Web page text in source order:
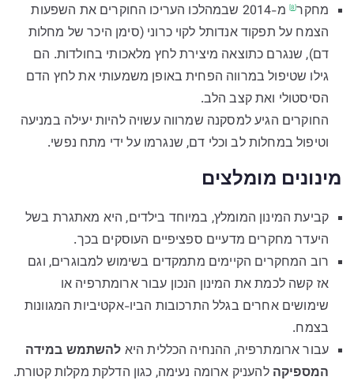
מחקר[8]
מ-2014 שבמהלכו העריכו החוקרים את השפעות
הצמח על תפקוד אנדותל לקוי כרוני (סימן היכר של מחלות
דם), שנגרם כתוצאה מיצירת לחץ מלאכותי בחולדות. הם
גילו שטיפול במרווה הפחית באופן משמעותי את לחץ הדם
הסיסטולי ואת קצב הלב.
החוקרים הגיע למסקנה שמרווה עשויה להיות יעילה במניעה
וטיפול במחלות לב וכלי דם, שנגרמו על ידי מתח נפשי.
מינונים מומלצים
קביעת המינון המומלץ, במיוחד בילדים, היא מאתגרת בשל
היעדר מחקרים מדעיים ספציפיים העוסקים בכך.
רוב המחקרים הקיימים מתמקדים בשימוש למבוגרים, וגם
אז קשה לכמת את המינון הנכון עבור ארומתרפיה או
שימושים אחרים בגלל התרכובות הביו-אקטיביות המגוונות
בצמח.
עבור ארומתרפיה, ההנחיה הכללית היא להשתמש במידה
המספיקה להעניק ארומה נעימה, כגון הדלקת מקלות קטורת.